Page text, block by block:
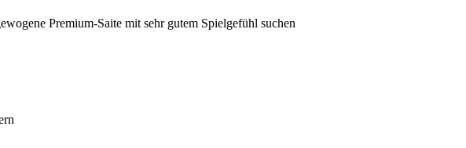
Premium-Saite mit sehr gutem Spielgefühl suchen